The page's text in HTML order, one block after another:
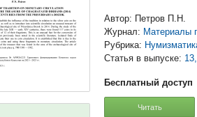
Автор: Петров П.Н.
Журнал: Материалы
Рубрика:
Статья в выпуске:
Бесплатный доступ
Читать